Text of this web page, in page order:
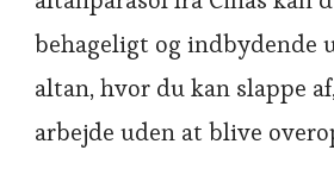
behageligt og indbydende
altan, hvor du kan slappe
arbejde uden at blive